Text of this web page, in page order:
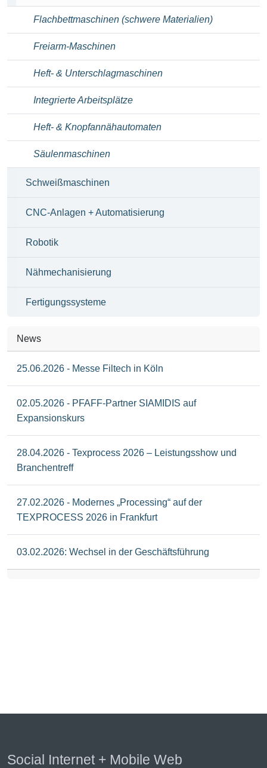
Flachbettmaschinen (schwere Materialien)
Freiarm-Maschinen
Heft- & Unterschlagmaschinen
Integrierte Arbeitsplätze
Heft- & Knopfannähautomaten
Säulenmaschinen
Schweißmaschinen
CNC-Anlagen + Automatisierung
Robotik
Nähmechanisierung
Fertigungssysteme
News
25.06.2026 - Messe Filtech in Köln
02.05.2026 - PFAFF-Partner SIAMIDIS auf
Expansionskurs
28.04.2026 - Texprocess 2026 – Leistungsshow und
Branchentreff
27.02.2026 - Modernes „Processing“ auf der
TEXPROCESS 2026 in Frankfurt
03.02.2026: Wechsel in der Geschäftsführung
Social Internet + Mobile Web